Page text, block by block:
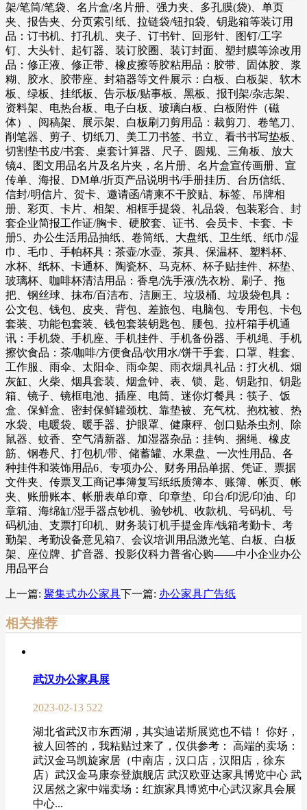
架/笔筒/笔袋、名片盒/名片册、强力夹、多孔膜(袋)、单页
夹、报告夹、分页索引纸、拉链袋/钮扣袋、钥匙箱等装订用
品：订书机、打孔机、夹子、订书针、回形针、图钉/工字
钉、大头针、起钉器、装订胶圈、装订封面、塑封膜等涂改用
品：修正液、修正带、橡皮擦等胶粘用品：胶带、固体胶、浆
糊、胶水、胶带座、封箱器等文件展示：白板、白板架、软木
板、绿板、挂纸板、告示板/贴事板、黑板、报刊架/杂志架、
资料架、电热台板、电子白板、玻璃白板、白板附件（磁
体）、阅稿架、展示架、白板刷刀剪用品：裁剪刀、卷笔刀、
削笔器、剪子、切纸刀、美工刀书签、书立、看书书写垫板、
切割垫书皮/书套、桌套计算器、尺子、圆规、三角板、放大
镜4、图文用品名片及名片夹，名片册、名片盒宣传画册、宣
传单、海报、DM单/折页产品说明书/手册挂历、台历信纸、
信封/明信片、贺卡、邀请函/请柬不干胶贴、标签、吊牌相
册、彩页、卡片、相架、相框手提袋、礼品袋、包装彩合、封
套企业简报工作证/胸卡、硬胶套、证书、会员卡、卡套、卡
册5、办公生活用品抽纸、卷筒纸、大盘纸、卫生纸、纸巾/湿
巾、毛巾、手帕杯具：茶壶/水壶、茶具、保温杯、塑料杯、
水杯、纸杯、卡通杯、陶瓷杯、马克杯、杯子贴挂件、杯垫、
玻璃杯、咖啡杯清洁用品：香皂/洗手液/洗衣粉、刷子、拖
把、钢丝球、抹布/百洁布、洁厕王、垃圾桶、垃圾袋包具：
公文包、钱包、皮夹、背包、差旅包、电脑包、专用包、卡包
套装、功能包套装、钱包套装钥匙包、腰包、拉杆箱手机通
讯：手机袋、手机座、手机挂件、手机备份器、手机绳、手机
擦饮食品：茶/咖啡/方便食品/饮用水/饼干手套、口罩、鞋套、
工作服、雨伞、太阳伞、雨伞架、雨衣烟具礼品：打火机、烟
灰缸、火柴、烟具套装、烟盒钟、表、锁、匙、钥匙扣、钥匙
箱、镜子、镜框电池、插座、电筒、迷你灯餐具：筷子、饭
盒、保鲜盒、密封保鲜罐颈枕、靠垫被、充气枕、抱枕被、热
水袋、电暖袋、暖手器、护眼罩、健康秤、创口贴杀虫剂、除
鼠器、蚊香、空气清新器、加湿器杂品：挂钩、捆绳、橡皮
筋、钢卷尺、打包机/带、储蓄罐、水果盘、一次性用品、各
种挂件和装饰用品6、专项办公、财务用品单据、凭证、票据
文件夹、传票叉工商记事簿复写纸纸质簿本、账簿、帐页、帐
夹、账册账本、帐册表单印章、印章垫、印台/印泥/印油、印
章箱、海绵缸/湿手器点钞机、验钞机、收款机、号码机、号
码机油、支票打印机、财务装订机手提金库/钱箱考勤卡、考
勤架、考勤设备意见箱7、会议培训用品激光笔、白板、白板
架、座位牌、扩音器、投影仪科力普省心购——中小企业办公
用品平台
上一篇: 聚集式办公家具下一篇: 办公家具广告纸
相关推荐
武汉办公家具展
2023-02-13 522
湖北省武汉市东西湖，其实迪诺斯展览也不错！ 你好，
被人回答的，我粘贴过来了，仅供参考： 高端的卖场：
武汉金马凯旋家居（中南店，汉口店，汉阳店，徐东
店）武汉金马康奈登旗舰店 武汉欧亚达家具博览中心 武
汉居然之家中端卖场：红旗家具博览中心武汉家具会展
中心...